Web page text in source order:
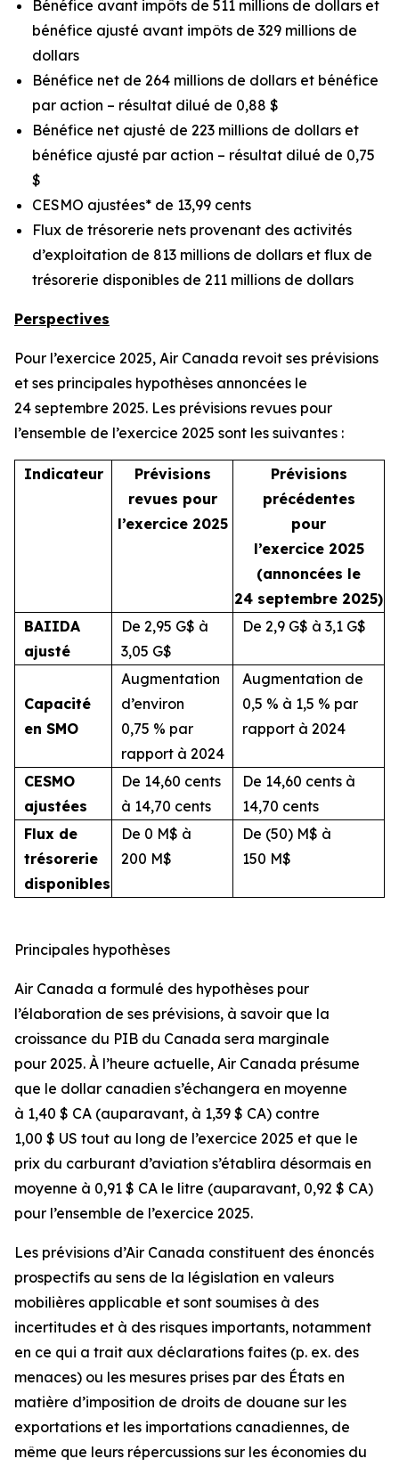
Bénéfice avant impôts de 511 millions de dollars et
bénéfice ajusté avant impôts de 329 millions de
dollars
Bénéfice net de 264 millions de dollars et bénéfice
par action – résultat dilué de 0,88 $
Bénéfice net ajusté de 223 millions de dollars et
bénéfice ajusté par action – résultat dilué de 0,75
$
CESMO ajustées* de 13,99 cents
Flux de trésorerie nets provenant des activités
d’exploitation de 813 millions de dollars et flux de
trésorerie disponibles de 211 millions de dollars
Perspectives
Pour l’exercice 2025, Air Canada revoit ses prévisions
et ses principales hypothèses annoncées le
24 septembre 2025. Les prévisions revues pour
l’ensemble de l’exercice 2025 sont les suivantes :
Indicateur
Prévisions
revues pour
l’exercice 2025
Prévisions
précédentes
pour
l’exercice 2025
(annoncées le
24 septembre 2025)
BAIIDA
ajusté
De 2,95 G$ à
3,05 G$
De 2,9 G$ à 3,1 G$
Capacité
en SMO
Augmentation
d’environ
0,75 % par
rapport à 2024
Augmentation de
0,5 % à 1,5 % par
rapport à 2024
CESMO
ajustées
De 14,60 cents
à 14,70 cents
De 14,60 cents à
14,70 cents
Flux de
trésorerie
disponibles
De 0 M$ à
200 M$
De (50) M$ à
150 M$
Principales hypothèses
Air Canada a formulé des hypothèses pour
l’élaboration de ses prévisions, à savoir que la
croissance du PIB du Canada sera marginale
pour 2025. À l’heure actuelle, Air Canada présume
que le dollar canadien s’échangera en moyenne
à 1,40 $ CA (auparavant, à 1,39 $ CA) contre
1,00 $ US tout au long de l’exercice 2025 et que le
prix du carburant d’aviation s’établira désormais en
moyenne à 0,91 $ CA le litre (auparavant, 0,92 $ CA)
pour l’ensemble de l’exercice 2025.
Les prévisions d’Air Canada constituent des énoncés
prospectifs au sens de la législation en valeurs
mobilières applicable et sont soumises à des
incertitudes et à des risques importants, notamment
en ce qui a trait aux déclarations faites (p. ex. des
menaces) ou les mesures prises par des États en
matière d’imposition de droits de douane sur les
exportations et les importations canadiennes, de
même que leurs répercussions sur les économies du